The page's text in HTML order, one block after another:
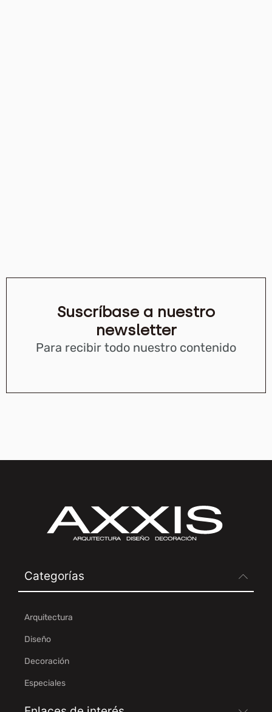
Suscríbase a nuestro
newsletter
Para recibir todo nuestro contenido
Categorías
Arquitectura
Diseño
Decoración
Especiales